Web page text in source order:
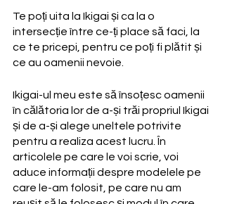
Te poți uita la Ikigai și ca la o
intersecție între ce-ți place să faci, la
ce te pricepi, pentru ce poți fi plătit și
ce au oamenii nevoie.
Ikigai-ul meu este să însoțesc oamenii
în călătoria lor de a-și trăi propriul Ikigai
și de a-și alege uneltele potrivite
pentru a realiza acest lucru. În
articolele pe care le voi scrie, voi
aduce informații despre modelele pe
care le-am folosit, pe care nu am